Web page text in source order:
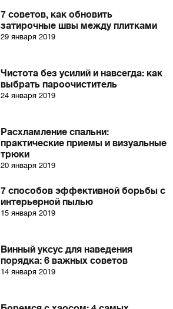
7 советов, как обновить
затирочные швы между плитками
29 января 2019
Чистота без усилий и навсегда: как
выбрать пароочиститель
24 января 2019
Расхламление спальни:
практические приемы и визуальные
трюки
20 января 2019
7 способов эффективной борьбы с
интерьерной пылью
15 января 2019
Винный уксус для наведения
порядка: 6 важных советов
14 января 2019